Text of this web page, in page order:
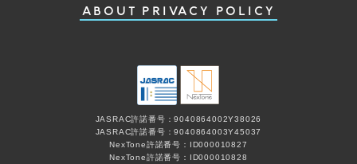
ABOUT PRIVACY POLICY
JASRAC許諾番号：9040864002Y38026
JASRAC許諾番号：9040864003Y45037
NexTone許諾番号：ID000010827
NexTone許諾番号：ID000010828